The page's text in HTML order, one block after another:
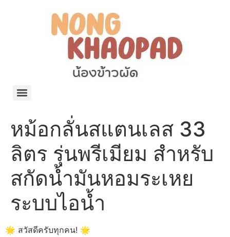
หม้อกลั่นสแตนเลส 33
ลิตร รุ่นพรีเมียม สำหรับ
สกัดน้ำมันหอมระเหย
ระบบไอน้ำ
🌟 สวัสดีครับทุกคน! 🌟